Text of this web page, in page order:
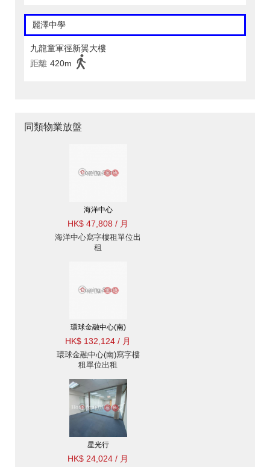
麗澤中學
九龍童軍徑新翼大樓
距離 420m
同類物業放盤
海洋中心
HK$ 47,808 / 月
海洋中心寫字樓租單位出
租
環球金融中心(南)
HK$ 132,124 / 月
環球金融中心(南)寫字樓
租單位出租
星光行
HK$ 24,024 / 月